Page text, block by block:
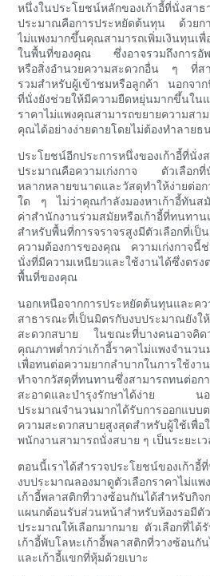
หนึ่งในประโยชน์หลักของเก้าอี้ที่นั่งสา
ประมาณคือการประหยัดต้นทุน ด้วยกา
ไม่แพงมากขึ้นคุณสามารถเพิ่มเงินทุนเ
ในพื้นที่ของคุณ ซึ่งอาจรวมถึงการอัพ
หรือสิ่งอำนวยความสะดวกอื่น ๆ ที่สา
รวมสำหรับผู้เข้าชมหรือลูกค้า นอกจา
ที่นั่งยังช่วยให้มีความยืดหยุ่นมากขึ้นใ
ราคาไม่แพงคุณสามารถขยายความสา
คุณได้อย่างง่ายดายโดยไม่ต้องทำลายธ
ประโยชน์อีกประการหนึ่งของเก้าอี้ที่นั่
ประมาณคือความเก่งกาจ ตัวเลือกที่
หลากหลายขนาดและวัสดุทำให้ง่ายต่อก
ใด ๆ ไม่ว่าคุณกำลังมองหาเก้าอี้ทันส
ค่าสำนักงานร่วมสมัยหรือเก้าอี้ที่ทนทา
สำหรับพื้นที่การจราจรสูงมีตัวเลือกที่เ
ความต้องการของคุณ ความเก่งกาจนี้ช่
นั่งที่มีความเหนียวและใช้งานได้ซึ่งตร
พื้นที่ของคุณ
นอกเหนือจากการประหยัดต้นทุนและคว
สาธารณะที่เป็นมิตรกับงบประมาณยังใ
สะดวกสบาย ในขณะที่บางคนอาจคิด
คุณภาพต่ำกว่าเก้าอี้ราคาไม่แพงจำนวน
เพื่อทนต่อความยากลำบากในการใช้ง
ทำจากวัสดุที่ทนทานซึ่งสามารถทนต่อก
สะอาดและบำรุงรักษาได้ง่าย นอก
ประมาณจำนวนมากได้รับการออกแบบ
ความสะดวกสบายสูงสุดสำหรับผู้ใช้เพื่อ
พนักงานสามารถนั่งสบาย ๆ เป็นระยะเ
ตอนนี้เราได้สำรวจประโยชน์ของเก้า
งบประมาณลองมาดูตัวเลือกราคาไ
เก้าอี้พลาสติกที่วางซ้อนกันได้สำหรับกิจ
แผนกต้อนรับส่วนหน้าสำหรับห้องรอมีตั
ประมาณให้เลือกมากมาย ตัวเลือกที่ได้
เก้าอี้พับโลหะเก้าอี้พลาสติกที่วางซ้อนกั
และเก้าอี้แขกที่หุ้มด้วยเบาะ